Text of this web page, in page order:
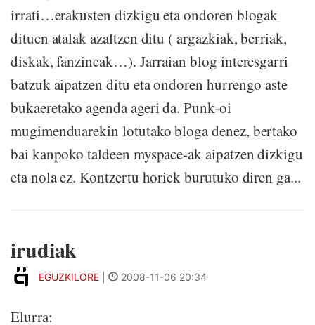
irrati…erakusten dizkigu eta ondoren blogak
dituen atalak azaltzen ditu ( argazkiak, berriak,
diskak, fanzineak…). Jarraian blog interesgarri
batzuk aipatzen ditu eta ondoren hurrengo aste
bukaeretako agenda ageri da. Punk-oi
mugimenduarekin lotutako bloga denez, bertako
bai kanpoko taldeen myspace-ak aipatzen dizkigu
eta nola ez. Kontzertu horiek burutuko diren ga...
irudiak
EGUZKILORE 2008-11-06 20:34
Elurra: